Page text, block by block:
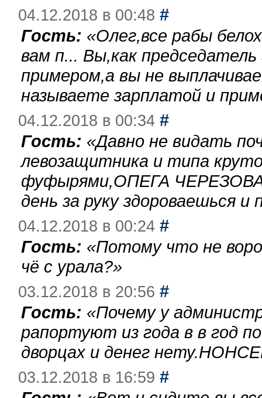
04.12.2018 в 00:48 #
Гость: «Олег,все рабы
вам п... Вы,как
примером,а вы не
называете зарплатой и
04.12.2018 в 00:34 #
Гость: «Давно не видать
левозащитника и типа
фуфырями,ОПЕГА
день за руку здороваешься
04.12.2018 в 00:24 #
Гость: «Потому что не
чё с урала?»
03.12.2018 в 20:56 #
Гость: «Почему у
рапортуют из года в в год
дворцах и денег
03.12.2018 в 16:59 #